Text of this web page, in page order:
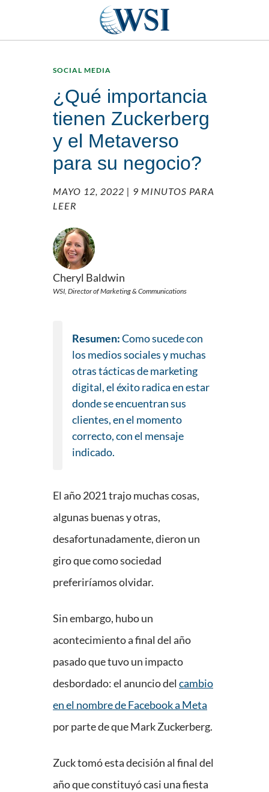
SOCIAL MEDIA
¿Qué importancia
tienen Zuckerberg
y el Metaverso
para su negocio?
MAYO 12, 2022 | 9 MINUTOS PARA
LEER
Cheryl Baldwin
WSI, Director of Marketing & Communications
Resumen:Como sucede con
los medios sociales y muchas
otras tácticas de marketing
digital, el éxito radica en estar
donde se encuentran sus
clientes, en el momento
correcto, con el mensaje
indicado.
El año 2021 trajo muchas cosas,
algunas buenas y otras,
desafortunadamente, dieron un
giro que como sociedad
preferiríamos olvidar.
Sin embargo, hubo un
acontecimiento a final del año
pasado que tuvo un impacto
desbordado: el anuncio del cambio
en el nombre de Facebook a Meta
por parte de que Mark Zuckerberg.
Zuck tomó esta decisión al final del
año que constituyó casi una fiesta